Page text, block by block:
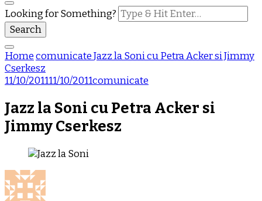
Looking for Something?
HomecomunicateJazz la Soni cu Petra Acker si Jimmy
Cserkesz
11/10/201111/10/2011comunicate
Jazz la Soni cu Petra Acker si
Jimmy Cserkesz